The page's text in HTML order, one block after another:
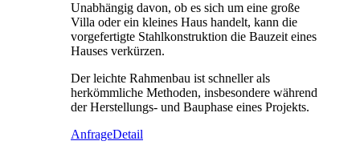
Unabhängig davon, ob es sich um eine große
Villa oder ein kleines Haus handelt, kann die
vorgefertigte Stahlkonstruktion die Bauzeit eines
Hauses verkürzen.
Der leichte Rahmenbau ist schneller als
herkömmliche Methoden, insbesondere während
der Herstellungs- und Bauphase eines Projekts.
AnfrageDetail